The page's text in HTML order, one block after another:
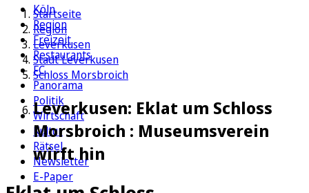
Köln
Region
Freizeit
Restaurants
FC
Panorama
Politik
Wirtschaft
Kultur
Rätsel
Newsletter
E-Paper
Startseite
Region
Leverkusen
Stadt Leverkusen
Schloss Morsbroich
Leverkusen: Eklat um Schloss
Morsbroich : Museumsverein
wirft hin